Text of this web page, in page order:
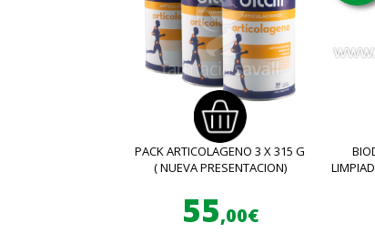
PACK ARTICOLAGENO 3 X 315 G
( NUEVA PRESENTACION)
55,00€